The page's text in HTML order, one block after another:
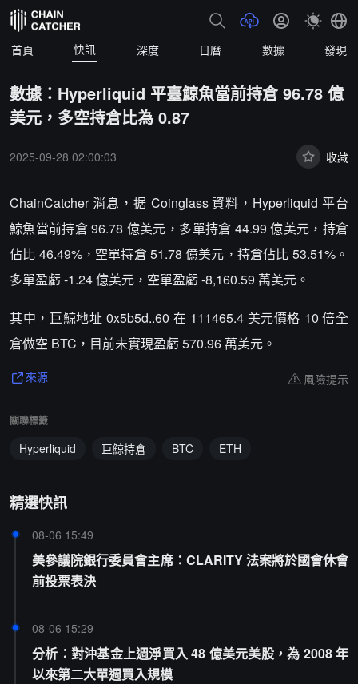
首頁 快訊 深度 日曆 數據 發現
數據：Hyperliquid 平臺鯨魚當前持倉 96.78 億
美元，多空持倉比為 0.87
2025-09-28 02:00:03 收藏
ChainCatcher 消息，据 Coinglass 資料，Hyperliquid 平台
鯨魚當前持倉 96.78 億美元，多單持倉 44.99 億美元，持倉
佔比 46.49%，空單持倉 51.78 億美元，持倉佔比 53.51%。
多單盈虧 -1.24 億美元，空單盈虧 -8,160.59 萬美元。
其中，巨鯨地址 0x5b5d..60 在 111465.4 美元價格 10 倍全
倉做空 BTC，目前未實現盈虧 570.96 萬美元。
來源 風險提示
關聯標籤
Hyperliquid 巨鯨持倉 BTC ETH
精選快訊
08-06 15:49
美參議院銀行委員會主席：CLARITY 法案將於國會休會
前投票表決
08-06 15:29
分析：對沖基金上週淨買入 48 億美元美股，為 2008 年
以來第二大單週買入規模